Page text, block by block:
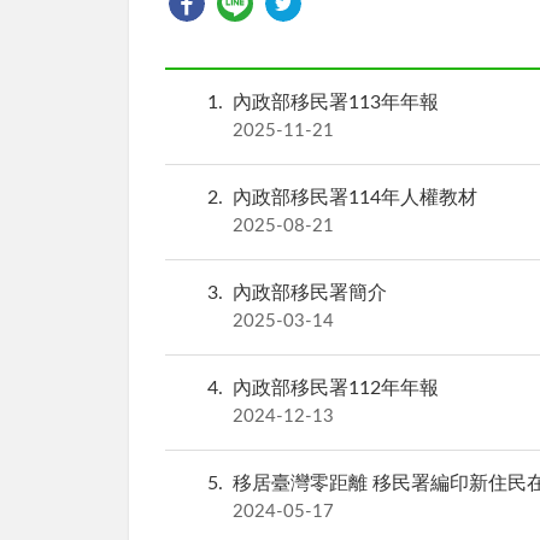
1 內政部移民署113年年報
2025-11-21
2 內政部移民署114年人權教材
2025-08-21
3 內政部移民署簡介
2025-03-14
4 內政部移民署112年年報
2024-12-13
5 移居臺灣零距離 移民署編印新住民
2024-05-17